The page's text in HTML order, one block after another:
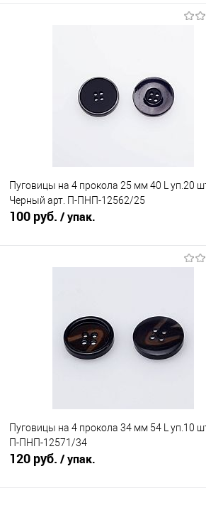
Под заказ
Пуговицы на 4 прокола 25 мм 40 L уп.20
Черный арт. П-ПНП-12562/25
100 руб. / упак.
В избранное
Под заказ
Пуговицы на 4 прокола 34 мм 54 L уп.10
П-ПНП-12571/34
120 руб. / упак.